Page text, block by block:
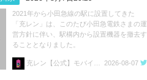
2021年から小田急線の駅に設置してきた
「充レン」は、このたび小田急電鉄さまの運
営方針に伴い、駅構内から設置機器を撤去す
ることとなりました。
2026-08-07